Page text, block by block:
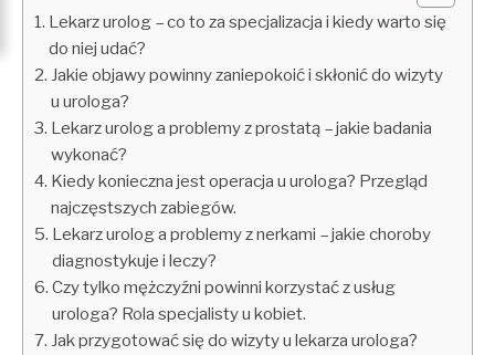
Lekarz urolog – co to za specjalizacja i kiedy warto się
do niej udać?
Jakie objawy powinny zaniepokoić i skłonić do wizyty
u urologa?
Lekarz urolog a problemy z prostatą – jakie badania
wykonać?
Kiedy konieczna jest operacja u urologa? Przegląd
najczęstszych zabiegów.
Lekarz urolog a problemy z nerkami – jakie choroby
diagnostykuje i leczy?
Czy tylko mężczyźni powinni korzystać z usług
urologa? Rola specjalisty u kobiet.
Jak przygotować się do wizyty u lekarza urologa?